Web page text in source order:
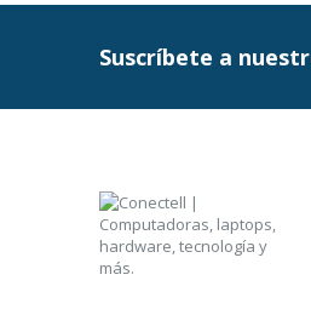
Suscríbete a